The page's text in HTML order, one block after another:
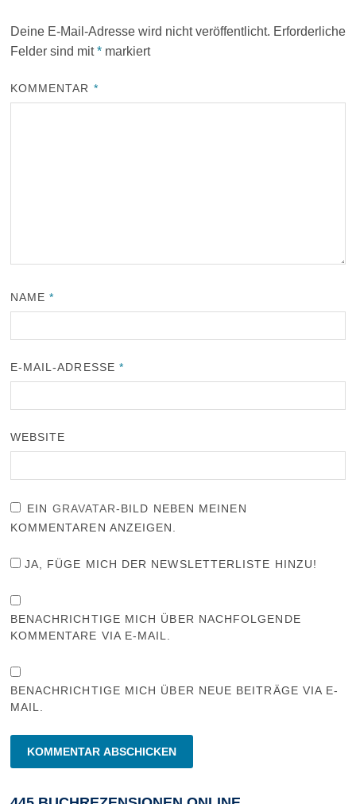
Deine E-Mail-Adresse wird nicht veröffentlicht. Erforderliche
Felder sind mit*markiert
KOMMENTAR *
NAME*
E-MAIL-ADRESSE *
WEBSITE
EIN GRAVATAR-BILD NEBEN MEINEN
KOMMENTAREN ANZEIGEN.
JA, FÜGE MICH DER NEWSLETTERLISTE HINZU!
BENACHRICHTIGE MICH ÜBER NACHFOLGENDE
KOMMENTARE VIA E-MAIL.
BENACHRICHTIGE MICH ÜBER NEUE BEITRÄGE VIA E-
MAIL.